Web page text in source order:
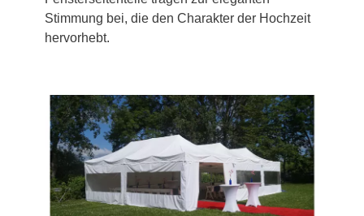
Stimmung bei, die den Charakter der Hochzeit
hervorhebt.